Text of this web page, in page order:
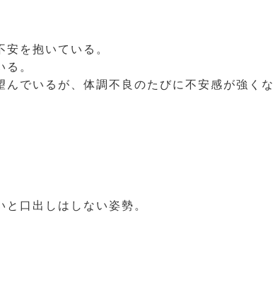
を抱いている。
。
でいるが、体調不良のたびに不安感が強くな
口出しはしない姿勢。